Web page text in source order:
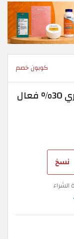
كوبون خصم
كود خصم ستايلي 2026: خصم فوري 30% فعال
نسخ
الشراء